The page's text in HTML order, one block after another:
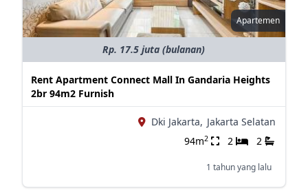
Apartemen
Rp. 17.5 juta (bulanan)
Rent Apartment Connect Mall In Gandaria Heights
2br 94m2 Furnish
Dki Jakarta, Jakarta Selatan
94m2 2 2
1 tahun yang lalu